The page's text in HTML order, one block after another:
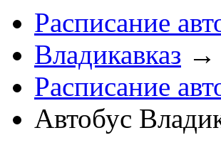
Расписание
Владикавказ →
Расписание
Автобус